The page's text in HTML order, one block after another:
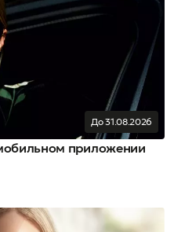
До 31.08.2026
приложении